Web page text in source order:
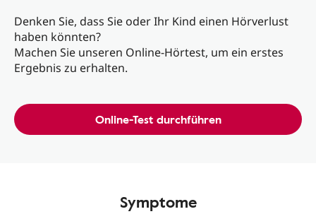
Denken Sie, dass Sie oder Ihr Kind einen Hörverlust
haben könnten?
Machen Sie unseren Online-Hörtest, um ein erstes
Ergebnis zu erhalten.
Online-Test durchführen
Symptome